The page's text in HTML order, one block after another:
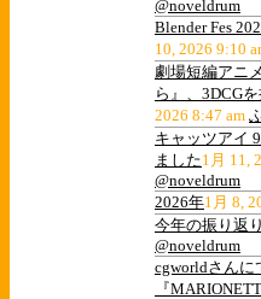
@noveldrum
Blender Fes
10, 2026 9:10
劇場短編アニ
ら』、3DCG
2026 8:47 am
キャッツアイ
ました1月 11,
@noveldrum
2026年1月 8,
今年の振り返り
@noveldrum
cgworldさんに
『